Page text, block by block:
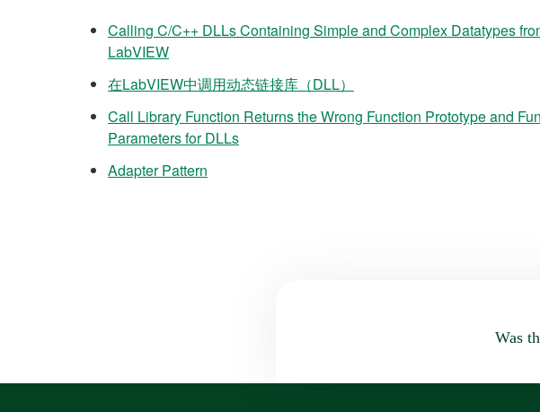
Calling C/C++ DLLs Containing Simple and Complex Datatypes
LabVIEW
在LabVIEW中调用动态链接库（DLL）
Call Library Function Returns the Wrong Function Prototype and
Parameters for DLLs
Adapter Pattern
Was